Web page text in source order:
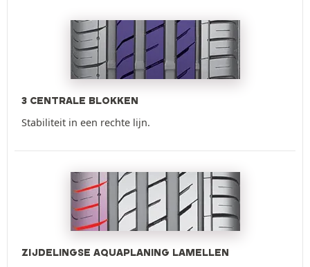
3 CENTRALE BLOKKEN
Stabiliteit in een rechte lijn.
ZIJDELINGSE AQUAPLANING LAMELLEN